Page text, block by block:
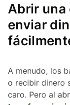
Abrir una
enviar
A menudo, los
o recibir dinero
caro. Pero al